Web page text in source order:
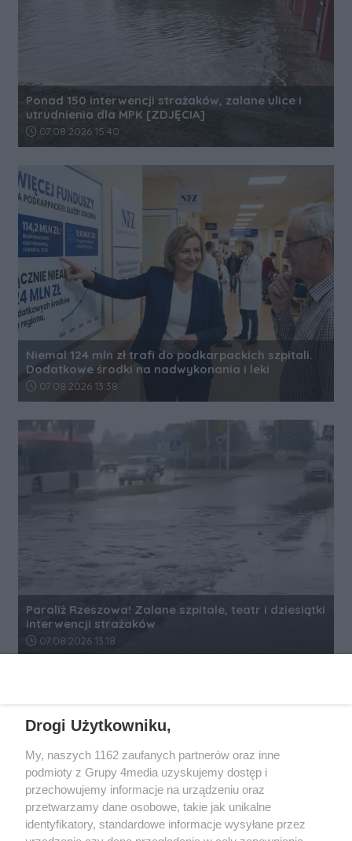
Ponad 150 interwencji strażaków, zalane ulice i
utrudnienia dla MPK [ZDJĘCIA]
Data dodania artykułu:
07.08.2026 15:40
Niemal 124 mln zł trafi do podkarpackich szpitali.
Dodatkowe środki na nadwykonania i leki
Data dodania artykułu:
07.08.2026 13:38
Paraliż Rzeszowa! Zalane szpitale, teatr i dziesiątki
interwencji strażaków
Data dodania artykułu:
07.08.2026 13:18
Drogi Użytkowniku,
My, naszych 1162 zaufanych partnerów oraz inne
podmioty z Grupy 4media uzyskujemy dostęp i
przechowujemy informacje na urządzeniu oraz
przetwarzamy dane osobowe, takie jak unikalne
identyfikatory, standardowe informacje wysyłane przez